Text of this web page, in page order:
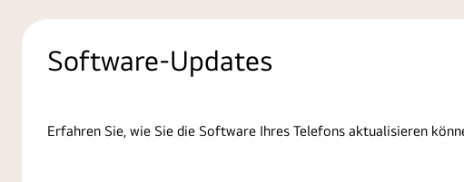
Software-Updates
Erfahren Sie, wie Sie die Software Ihres Telefons aktualisieren